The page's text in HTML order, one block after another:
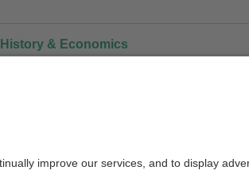
& Economics
erhalten Sie mit unserer
Broschüre